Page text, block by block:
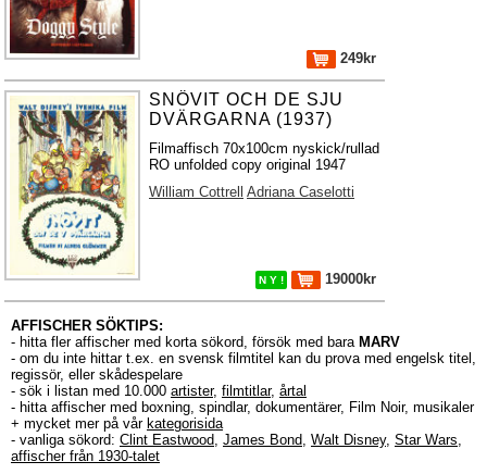
249kr
SNÖVIT OCH DE SJU
DVÄRGARNA (1937)
Filmaffisch 70x100cm nyskick/rullad
RO unfolded copy original 1947
William Cottrell
Adriana Caselotti
N Y ! 19000kr
AFFISCHER SÖKTIPS:
- hitta fler affischer med korta sökord, försök med bara MARV
- om du inte hittar t.ex. en svensk filmtitel kan du prova med engelsk titel,
regissör, eller skådespelare
- sök i listan med 10.000 artister, filmtitlar, årtal
- hitta affischer med boxning, spindlar, dokumentärer, Film Noir, musikaler
+ mycket mer på vår kategorisida
- vanliga sökord: Clint Eastwood, James Bond, Walt Disney, Star Wars,
affischer från 1930-talet